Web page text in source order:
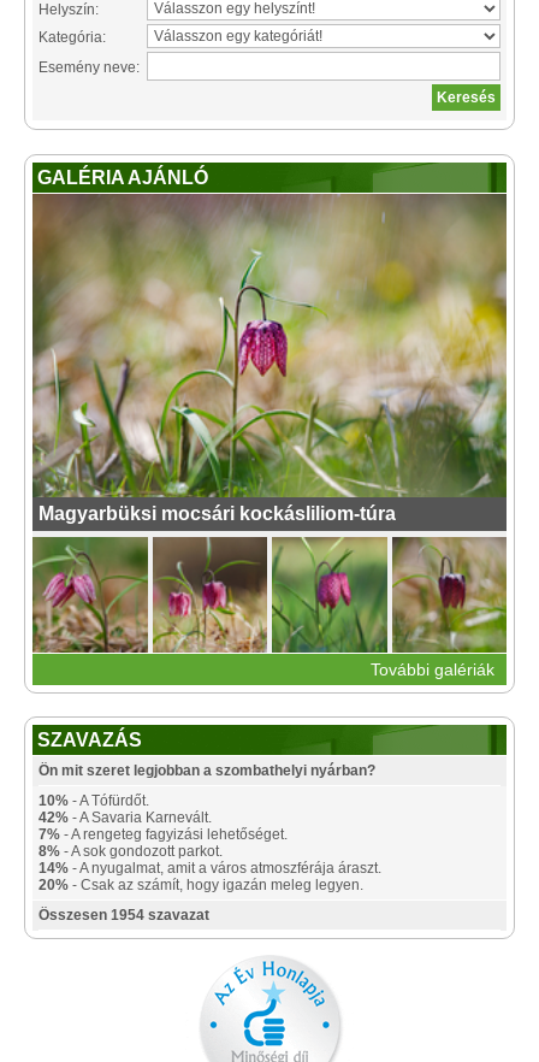
Helyszín:
Kategória:
Esemény neve:
GALÉRIA AJÁNLÓ
Magyarbüksi mocsári kockásliliom-túra
További galériák
SZAVAZÁS
Ön mit szeret legjobban a szombathelyi nyárban?
10% - A Tófürdőt.
42% - A Savaria Karnevált.
7% - A rengeteg fagyizási lehetőséget.
8% - A sok gondozott parkot.
14% - A nyugalmat, amit a város atmoszférája áraszt.
20% - Csak az számít, hogy igazán meleg legyen.
Összesen 1954 szavazat